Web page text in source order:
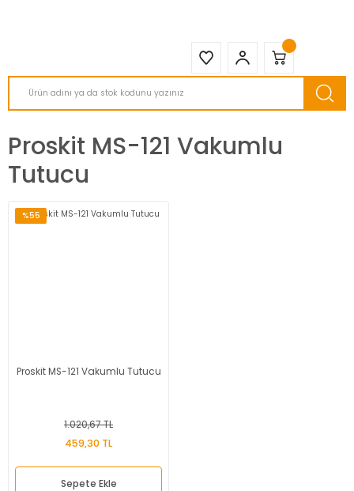
Proskit MS-121 Vakumlu
Tutucu
%55
Proskit MS-121 Vakumlu Tutucu
1.020,67 TL
459,30 TL
Sepete Ekle